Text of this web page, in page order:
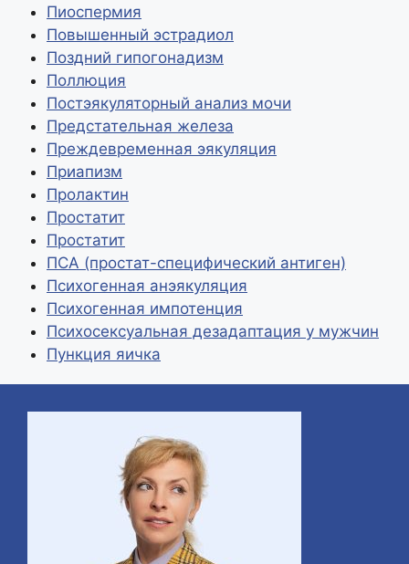
т
ь
Пиоспермия
Повышенный эстрадиол
Поздний гипогонадизм
Поллюция
Постэякуляторный анализ мочи
Предстательная железа
Преждевременная эякуляция
Приапизм
Пролактин
Простатит
Простатит
ПСА (простат-специфический антиген)
Психогенная анэякуляция
Психогенная импотенция
Психосексуальная дезадаптация у мужчин
Пункция яичка